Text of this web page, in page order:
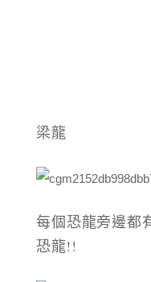
梁龍
每個恐龍旁邊都
恐龍!!